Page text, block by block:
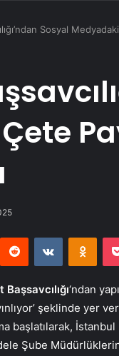
Sosyal
Reddit VKontakte
‘ndan
şeklinde yer
başlatılarak,
Şube